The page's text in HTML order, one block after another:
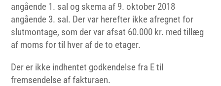
angående 1. sal og skema af 9. oktober 2018
angående 3. sal. Der var herefter ikke afregnet for
slutmontage, som der var afsat 60.000 kr. med tillæg
af moms for til hver af de to etager.
Der er ikke indhentet godkendelse fra E til
fremsendelse af fakturaen.